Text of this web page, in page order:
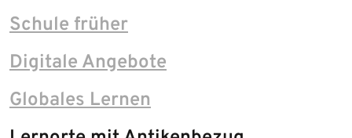
Schule früher
Digitale Angebote
Globales Lernen